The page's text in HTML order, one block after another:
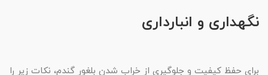
نگهداری و انبارداری
برای حفظ کیفیت و جلوگیری از خراب شدن بلغور گندم، نکات زیر را